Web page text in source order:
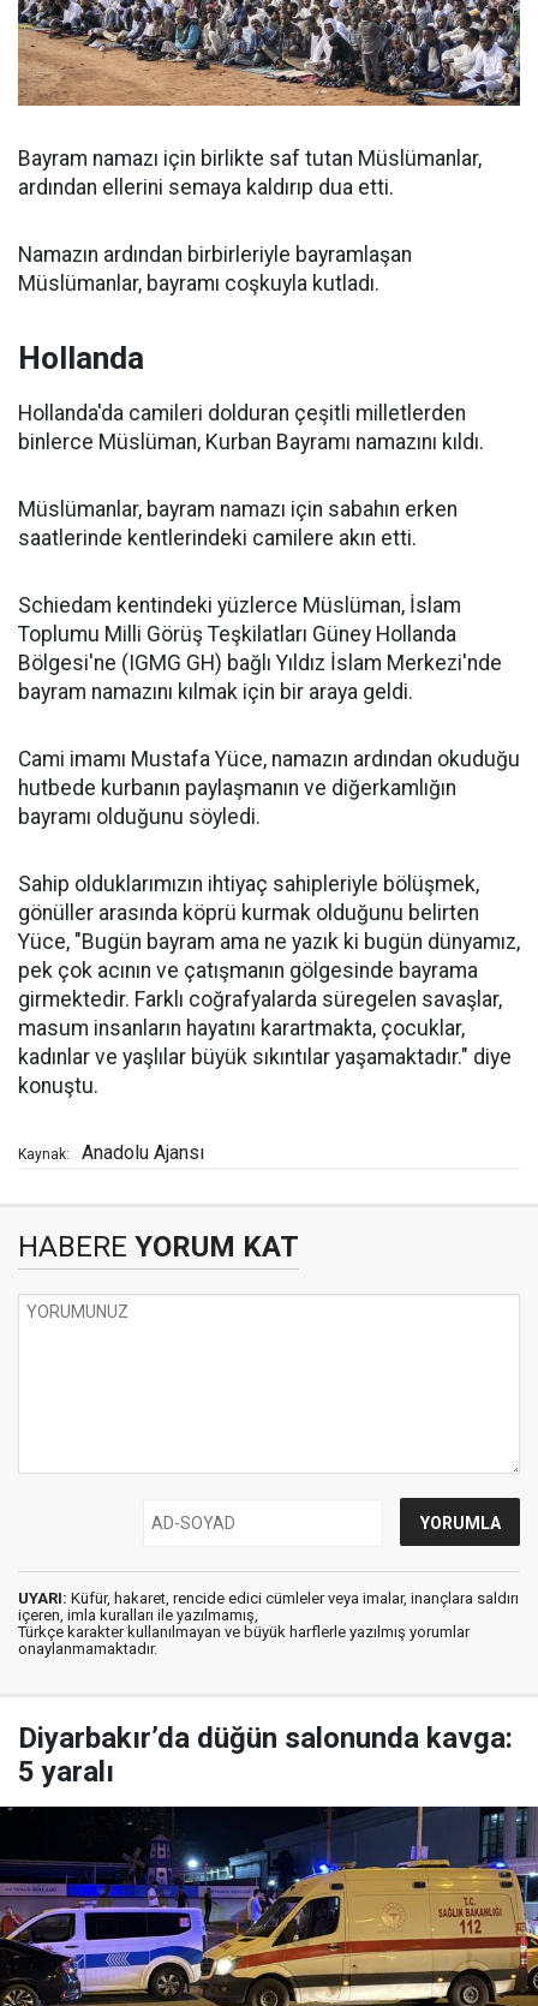
Bayram namazı için birlikte saf tutan Müslümanlar,
ardından ellerini semaya kaldırıp dua etti.
Namazın ardından birbirleriyle bayramlaşan
Müslümanlar, bayramı coşkuyla kutladı.
Hollanda
Hollanda'da camileri dolduran çeşitli milletlerden
binlerce Müslüman, Kurban Bayramı namazını kıldı.
Müslümanlar, bayram namazı için sabahın erken
saatlerinde kentlerindeki camilere akın etti.
Schiedam kentindeki yüzlerce Müslüman, İslam
Toplumu Milli Görüş Teşkilatları Güney Hollanda
Bölgesi'ne (IGMG GH) bağlı Yıldız İslam Merkezi'nde
bayram namazını kılmak için bir araya geldi.
Cami imamı Mustafa Yüce, namazın ardından okuduğu
hutbede kurbanın paylaşmanın ve diğerkamlığın
bayramı olduğunu söyledi.
Sahip olduklarımızın ihtiyaç sahipleriyle bölüşmek,
gönüller arasında köprü kurmak olduğunu belirten
Yüce, "Bugün bayram ama ne yazık ki bugün dünyamız,
pek çok acının ve çatışmanın gölgesinde bayrama
girmektedir. Farklı coğrafyalarda süregelen savaşlar,
masum insanların hayatını karartmakta, çocuklar,
kadınlar ve yaşlılar büyük sıkıntılar yaşamaktadır." diye
konuştu.
Kaynak: Anadolu Ajansı
HABERE YORUM KAT
UYARI: Küfür, hakaret, rencide edici cümleler veya imalar, inançlara saldırı
içeren, imla kuralları ile yazılmamış,
Türkçe karakter kullanılmayan ve büyük harflerle yazılmış yorumlar
onaylanmamaktadır.
Diyarbakır’da düğün salonunda kavga:
5 yaralı